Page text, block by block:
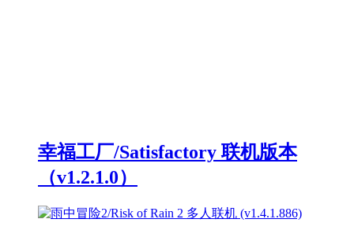
幸福工厂/Satisfactory 联机版本
（v1.2.1.0）